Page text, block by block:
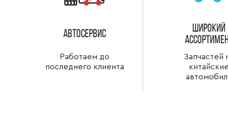
Автосервис
Работаем до
последнего клиента
широкий
ассортимент
Запчастей
китайские